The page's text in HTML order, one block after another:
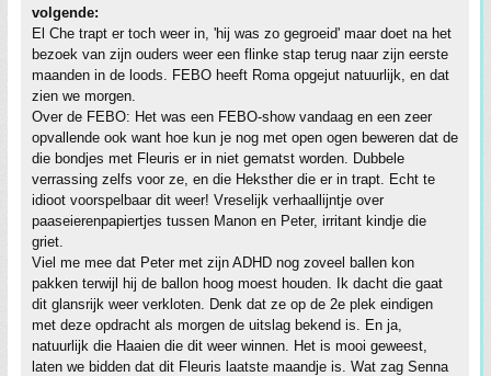
volgende:
El Che trapt er toch weer in, 'hij was zo gegroeid' maar doet na het
bezoek van zijn ouders weer een flinke stap terug naar zijn eerste
maanden in de loods. FEBO heeft Roma opgejut natuurlijk, en dat
zien we morgen.
Over de FEBO: Het was een FEBO-show vandaag en een zeer
opvallende ook want hoe kun je nog met open ogen beweren dat de
die bondjes met Fleuris er in niet gematst worden. Dubbele
verrassing zelfs voor ze, en die Heksther die er in trapt. Echt te
idioot voorspelbaar dit weer! Vreselijk verhaallijntje over
paaseierenpapiertjes tussen Manon en Peter, irritant kindje die
griet.
Viel me mee dat Peter met zijn ADHD nog zoveel ballen kon
pakken terwijl hij de ballon hoog moest houden. Ik dacht die gaat
dit glansrijk weer verkloten. Denk dat ze op de 2e plek eindigen
met deze opdracht als morgen de uitslag bekend is. En ja,
natuurlijk die Haaien die dit weer winnen. Het is mooi geweest,
laten we bidden dat dit Fleuris laatste maandje is. Wat zag Senna